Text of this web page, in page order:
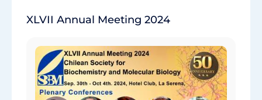
XLVII Annual Meeting 2024